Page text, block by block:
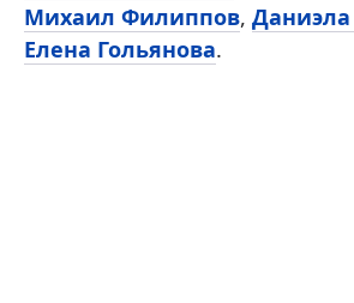
Михаил Филиппов,
Елена Гольянова.